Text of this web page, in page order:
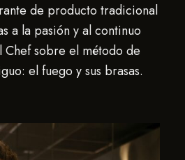
de producto tradicional
a la pasión y al continuo
sobre el método de
el fuego y sus brasas.